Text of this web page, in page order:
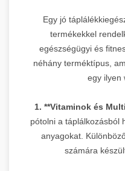
Egy jó
termékekkel
egészségügyi és
néhány terméktípus,
egy ilyen
1. **Vitaminok és
pótolni a táplálkozásból
anyagokat.
számára